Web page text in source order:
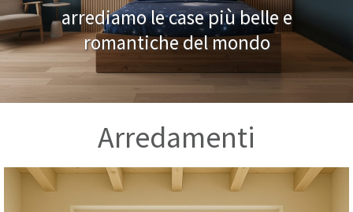
arrediamo le case più belle e
romantiche del mondo
Arredamenti